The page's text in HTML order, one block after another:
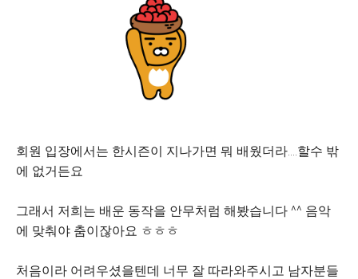
회원 입장에서는 한시즌이 지나가면 뭐 배웠더라....할수 밖
에 없거든요
그래서 저희는 배운 동작을 안무처럼 해봤습니다 ^^ 음악
에 맞춰야 춤이잖아요 ㅎㅎㅎ
처음이라 어려우셨을텐데 너무 잘 따라와주시고 남자분들